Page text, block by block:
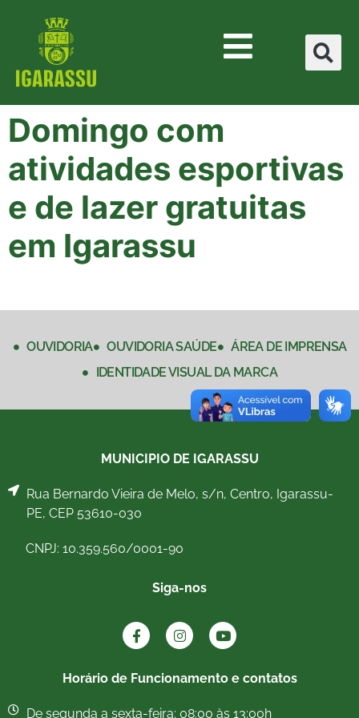
Domingo com
atividades esportivas
e de lazer gratuitas
em Igarassu
OUVIDORIA OUVIDORIA SAÚDE
ÁREA DE IMPRENSA
IDENTIDADE VISUAL DA MARCA
MUNICIPIO DE IGARASSU
Rua Bernardo Vieira de Melo, s/n, Centro, Igarassu-
PE, CEP 53610-030
CNPJ: 10.359.560/0001-90
Siga-nos
Horário de Funcionamento e contatos
De segunda a sexta-feira: 08:00 às 13:00h